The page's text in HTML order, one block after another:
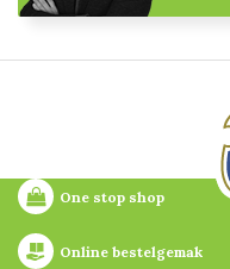
One stop shop
Online bestelgemak